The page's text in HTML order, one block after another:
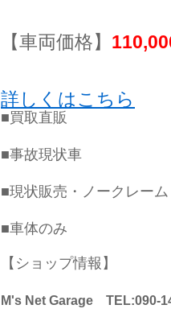
【車両価格】
詳しくはこちら
■買取直販
■事故現状車
■現状販売・ノークレーム
■車体のみ
【ショップ情報】
M's Net Garage TEL:090-